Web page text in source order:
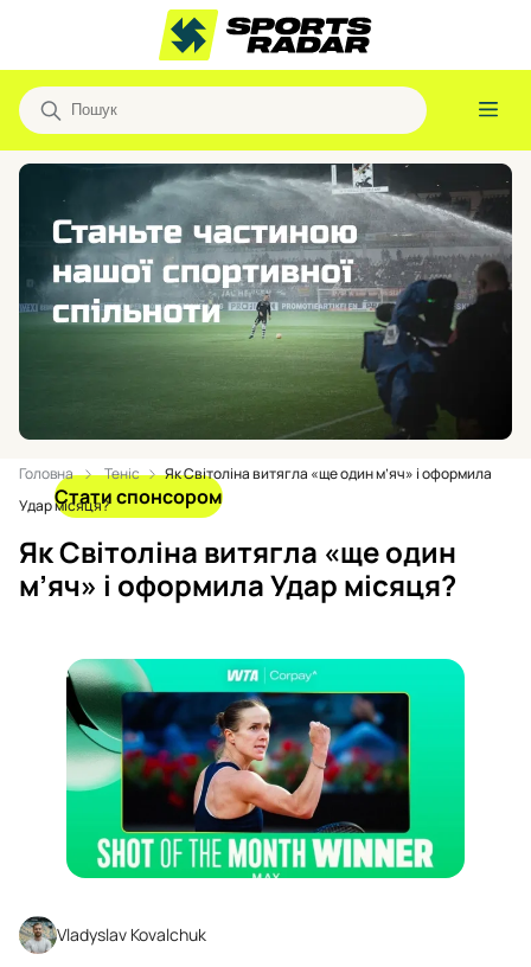
Стати спонсором
Головна Теніс
Як Світоліна витягла «ще один м’яч» і оформила
Удар місяця?
Як Світоліна витягла «ще один
м’яч» і оформила Удар місяця?
Vladyslav Kovalchuk